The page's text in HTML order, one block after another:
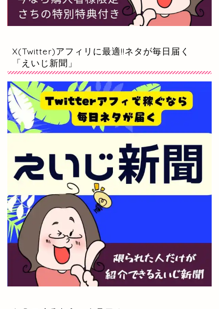
X(Twitter)アフィリに最適!!ネタが毎日届く
「えいじ新聞」